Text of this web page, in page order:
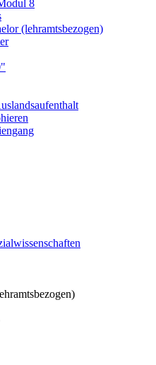
8
(lehramtsbezogen)